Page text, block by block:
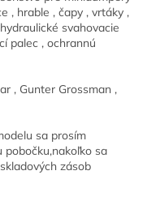
, hrable , čapy , vrtáky ,
svahovacie
palec , ochrannú
, Gunter Grossman ,
sa prosím
sa
zásob